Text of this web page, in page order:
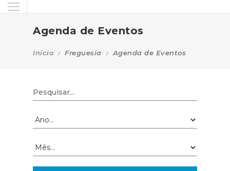
Agenda de Eventos
Início Freguesia Agenda de Eventos